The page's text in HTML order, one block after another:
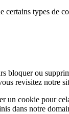
certains types de
bloquer ou
revisitez notre
un cookie pour
dans notre